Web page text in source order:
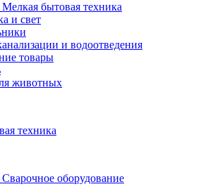
Мелкая бытовая техника
и свет
и водоотведения
товары
животных
техника
Сварочное оборудование